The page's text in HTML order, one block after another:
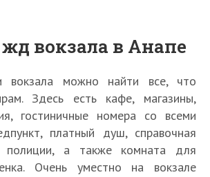
вокзала в Анапе
вокзала можно найти все, что
Здесь есть кафе, магазины,
гостиничные номера со всеми
платный душ, справочная
полиции, а также комната для
Очень уместно на вокзале